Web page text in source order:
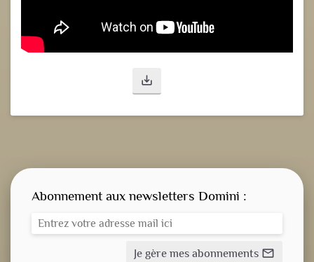
save_alt
Abonnement aux newsletters Domini :
Je gère mes abonnements mail_outline